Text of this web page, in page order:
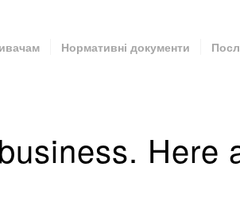
Нормативні документи
Here